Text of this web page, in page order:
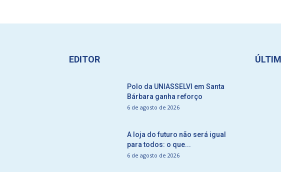
EDITOR
Polo da UNIASSELVI em Santa
Bárbara ganha reforço
6 de agosto de 2026
A loja do futuro não será igual
para todos: o que...
6 de agosto de 2026